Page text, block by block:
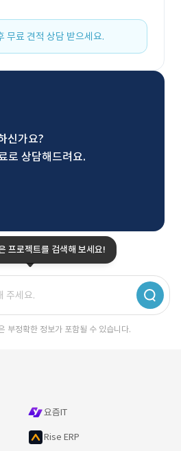
무료 견적 상담 받으세요.
신가요?
로 상담해드려요.
프로젝트를 검색해 보세요!
부정확한 정보가 포함될 수 있습니다.
요즘IT
Rise ERP